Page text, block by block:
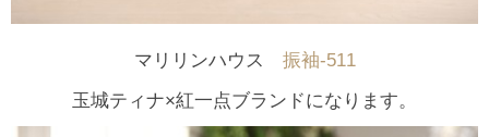
マリリンハウス 振袖-511
玉城ティナ×紅一点ブランドになります。